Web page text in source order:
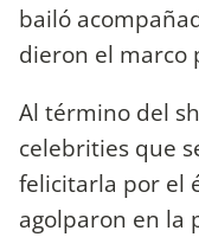
bailó
dieron el marco
Al término del
celebrities que
felicitarla por el
agolparon en la